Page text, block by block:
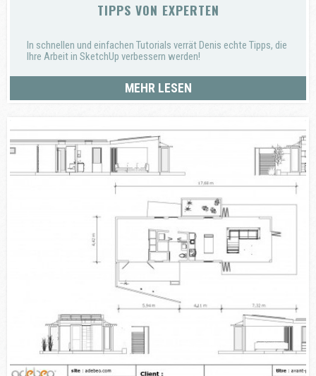
TIPPS VON EXPERTEN
In schnellen und einfachen Tutorials verrät Denis echte Tipps, die
Ihre Arbeit in SketchUp verbessern werden!
MEHR LESEN